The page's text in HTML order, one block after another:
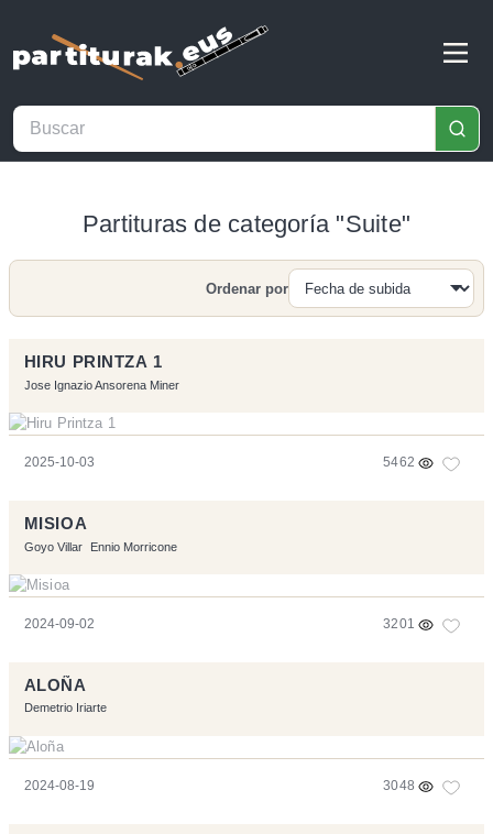
Partituras de categoría "Suite"
Buscar
Ordenar por
HIRU PRINTZA 1
Jose Ignazio Ansorena Miner
2025-10-03 5462
MISIOA
Goyo Villar Ennio Morricone
2024-09-02 3201
ALOÑA
Demetrio Iriarte
2024-08-19 3048